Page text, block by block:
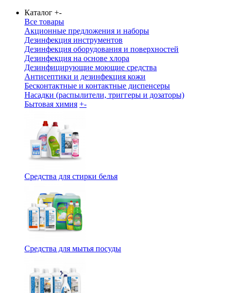
Каталог +-
Все товары
Акционные предложения и наборы
Дезинфекция инструментов
Дезинфекция оборудования и поверхностей
Дезинфекция на основе хлора
Дезинфицирующие моющие средства
Антисептики и дезинфекция кожи
Бесконтактные и контактные диспенсеры
Насадки (распылители, триггеры и дозаторы)
Бытовая химия +-
Средства для стирки белья
Средства для мытья посуды